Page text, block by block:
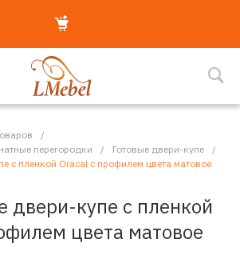
/
перегородки
/ Готовые двери-купе
/
с пленкой Oracal с профилем цвета матовое
двери-купе с пленкой
цвета матовое